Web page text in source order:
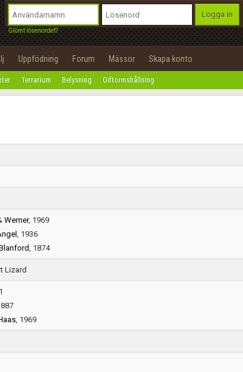
Logga in
Glömt lösenordet?
Uppfödning Forum Mässor Skapa konto
Terrarium Belysning Giftormshållning
Werner, 1969
, 1936
, 1874
Lizard
, 1969
Privacy Policy
till förstasidan